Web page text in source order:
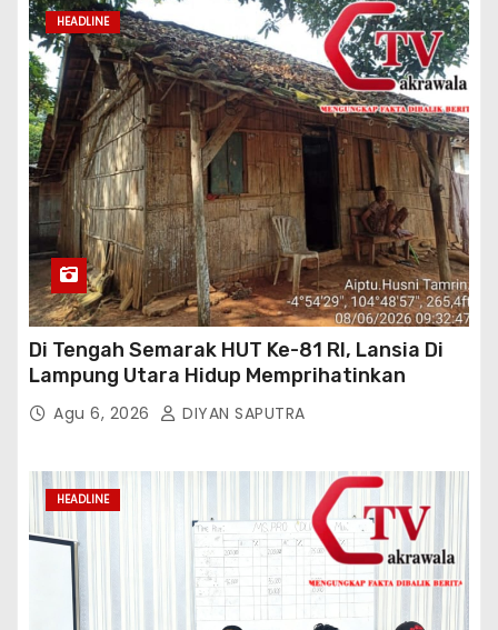
HEADLINE
Di Tengah Semarak HUT Ke-81 RI, Lansia Di
Lampung Utara Hidup Memprihatinkan
Agu 6, 2026 DIYAN SAPUTRA
HEADLINE